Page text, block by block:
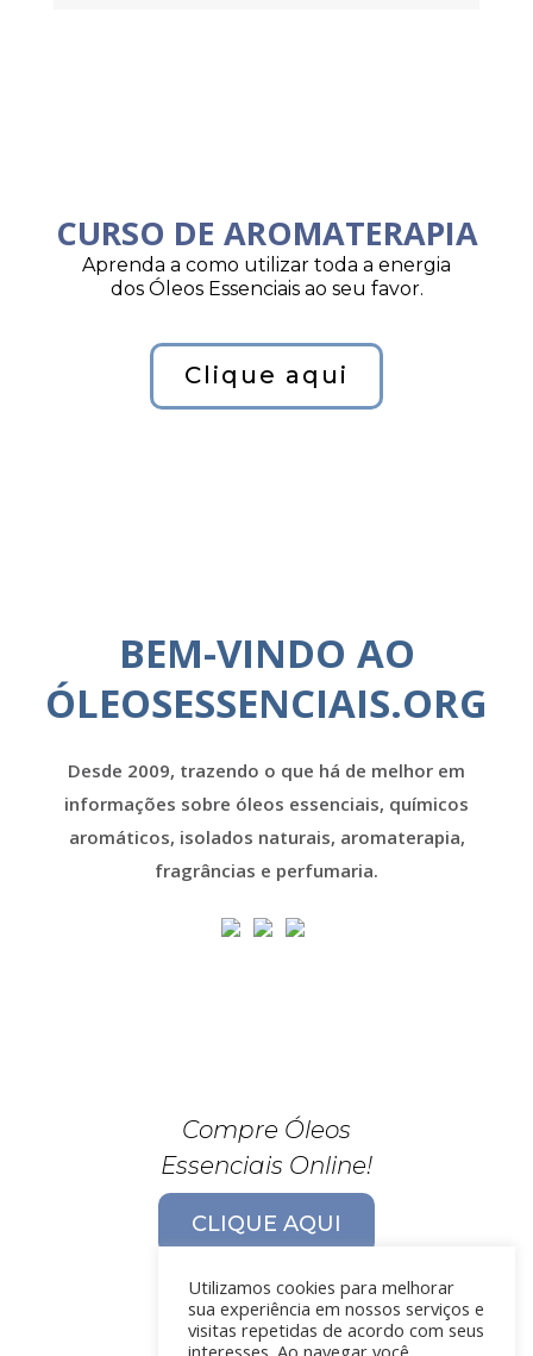
CURSO DE AROMATERAPIA
Aprenda a como utilizar toda a energia
dos Óleos Essenciais ao seu favor.
Clique aqui
BEM-VINDO AO
ÓLEOSESSENCIAIS.ORG
Desde 2009, trazendo o que há de melhor em
informações sobre óleos essenciais, químicos
aromáticos, isolados naturais, aromaterapia,
fragrâncias e perfumaria.
Compre Óleos
Essenciais Online!
CLIQUE AQUI
Utilizamos cookies para melhorar
sua experiência em nossos serviços e
visitas repetidas de acordo com seus
interesses. Ao navegar você